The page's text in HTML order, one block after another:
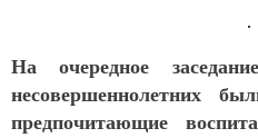
На очередное
несовершеннолетних
предпочитающие